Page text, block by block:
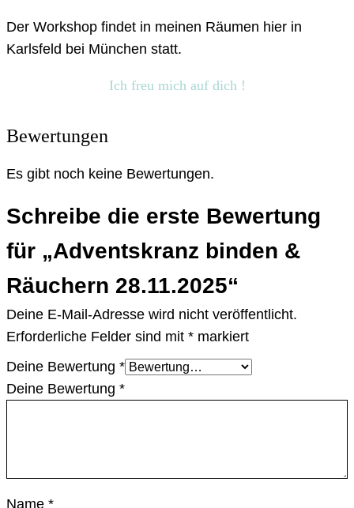
Der Workshop findet in meinen Räumen hier in
Karlsfeld bei München statt.
Ich freu mich auf dich !
Bewertungen
Es gibt noch keine Bewertungen.
Schreibe die erste Bewertung
für „Adventskranz binden &
Räuchern 28.11.2025“
Deine E-Mail-Adresse wird nicht veröffentlicht.
Erforderliche Felder sind mit * markiert
Deine Bewertung *
Deine Bewertung *
Name *